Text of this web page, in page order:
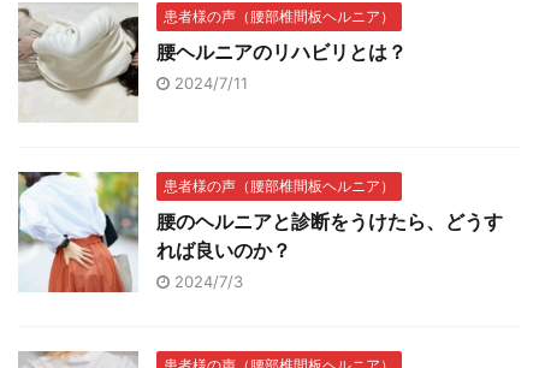
患者様の声（腰部椎間板ヘルニア）
腰ヘルニアのリハビリとは？
2024/7/11
患者様の声（腰部椎間板ヘルニア）
腰のヘルニアと診断をうけたら、どうす
れば良いのか？
2024/7/3